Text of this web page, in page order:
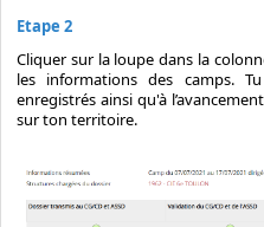
Etape 2
Cliquer sur la loupe dans la
les informations des camps.
enregistrés ainsi qu'à
sur ton territoire.